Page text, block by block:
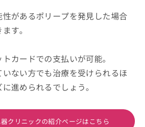
があるポリープを発見した場合
す。
カードでの支払いが可能。
ない方でも治療を受けられるほ
進められるでしょう。
クリニックの紹介ページはこちら